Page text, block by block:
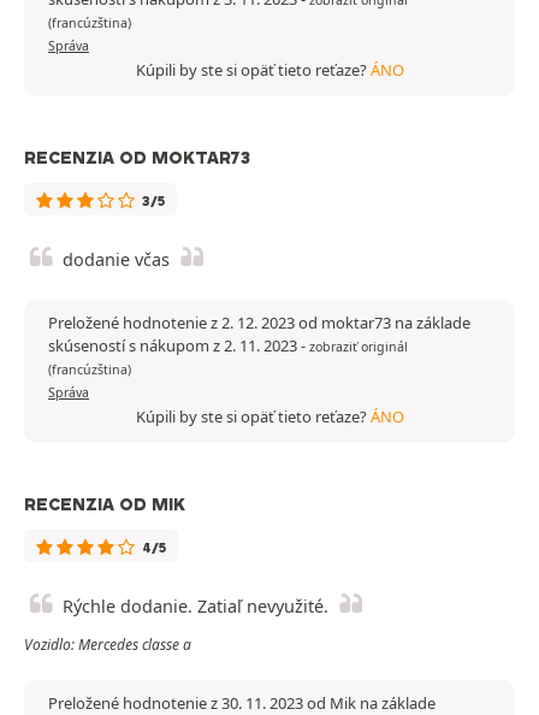
(francúzština)
Správa
Kúpili by ste si opäť tieto reťaze?ÁNO
RECENZIA OD MOKTAR73
3/5
dodanie včas
Preložené hodnotenie z 2. 12. 2023 od moktar73 na základe
skúseností s nákupom z 2. 11. 2023- zobraziť originál
(francúzština)
Správa
Kúpili by ste si opäť tieto reťaze?ÁNO
RECENZIA OD MIK
4/5
Rýchle dodanie. Zatiaľ nevyužité.
Vozidlo: Mercedes classe a
Preložené hodnotenie z 30. 11. 2023 od Mik na základe